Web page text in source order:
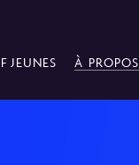
JEUNES À PROPOS